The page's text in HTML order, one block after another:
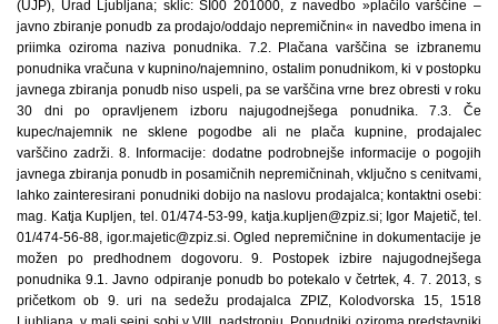
(UJP), Urad Ljubljana; sklic: SI00 201000, z navedbo »plačilo varščine –
javno zbiranje ponudb za prodajo/oddajo nepremičnin« in navedbo imena in
priimka oziroma naziva ponudnika. 7.2. Plačana varščina se izbranemu
ponudnika vračuna v kupnino/najemnino, ostalim ponudnikom, ki v postopku
javnega zbiranja ponudb niso uspeli, pa se varščina vrne brez obresti v roku
30 dni po opravljenem izboru najugodnejšega ponudnika. 7.3. Če
kupec/najemnik ne sklene pogodbe ali ne plača kupnine, prodajalec
varščino zadrži. 8. Informacije: dodatne podrobnejše informacije o pogojih
javnega zbiranja ponudb in posamičnih nepremičninah, vključno s cenitvami,
lahko zainteresirani ponudniki dobijo na naslovu prodajalca; kontaktni osebi:
mag. Katja Kupljen, tel. 01/474-53-99, katja.kupljen@zpiz.si; Igor Majetič, tel.
01/474-56-88, igor.majetic@zpiz.si. Ogled nepremičnine in dokumentacije je
možen po predhodnem dogovoru. 9. Postopek izbire najugodnejšega
ponudnika 9.1. Javno odpiranje ponudb bo potekalo v četrtek, 4. 7. 2013, s
pričetkom ob 9. uri na sedežu prodajalca ZPIZ, Kolodvorska 15, 1518